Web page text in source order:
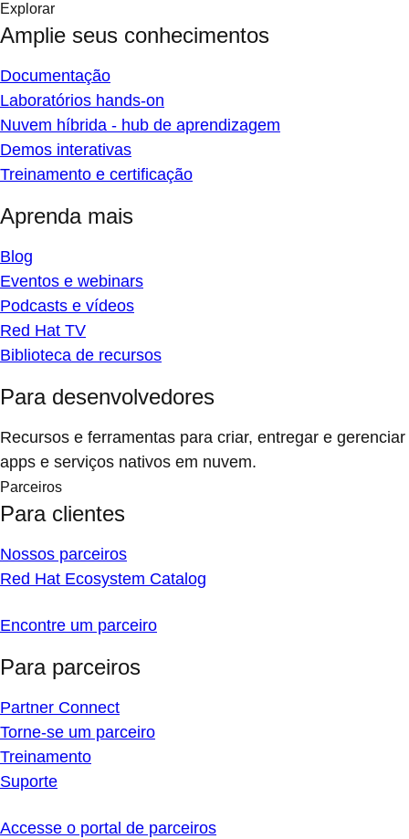
Explorar
Amplie seus conhecimentos
Documentação
Laboratórios hands-on
Nuvem híbrida - hub de aprendizagem
Demos interativas
Treinamento e certificação
Aprenda mais
Blog
Eventos e webinars
Podcasts e vídeos
Red Hat TV
Biblioteca de recursos
Para desenvolvedores
Recursos e ferramentas para criar, entregar e gerenciar
apps e serviços nativos em nuvem.
Parceiros
Para clientes
Nossos parceiros
Red Hat Ecosystem Catalog
Encontre um parceiro
Para parceiros
Partner Connect
Torne-se um parceiro
Treinamento
Suporte
Accesse o portal de parceiros